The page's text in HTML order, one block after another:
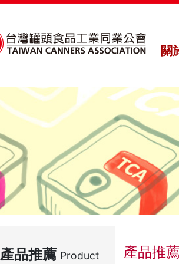
關
產品推薦 Product 產品推